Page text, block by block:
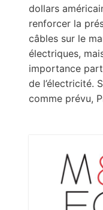
dollars
renforcer la
câbles sur le
électriques,
importance
de l’électricité.
comme prévu,